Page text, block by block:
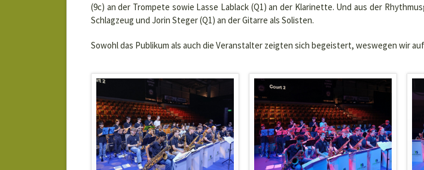
(9c) an der Trompete sowie Lasse Lablack (Q1) an der Klarinette. Und aus der
Schlagzeug und Jorin Steger (Q1) an der Gitarre als Solisten.
Sowohl das Publikum als auch die Veranstalter zeigten sich begeistert, weswegen wir